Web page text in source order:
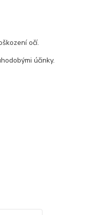
očí.
účinky.